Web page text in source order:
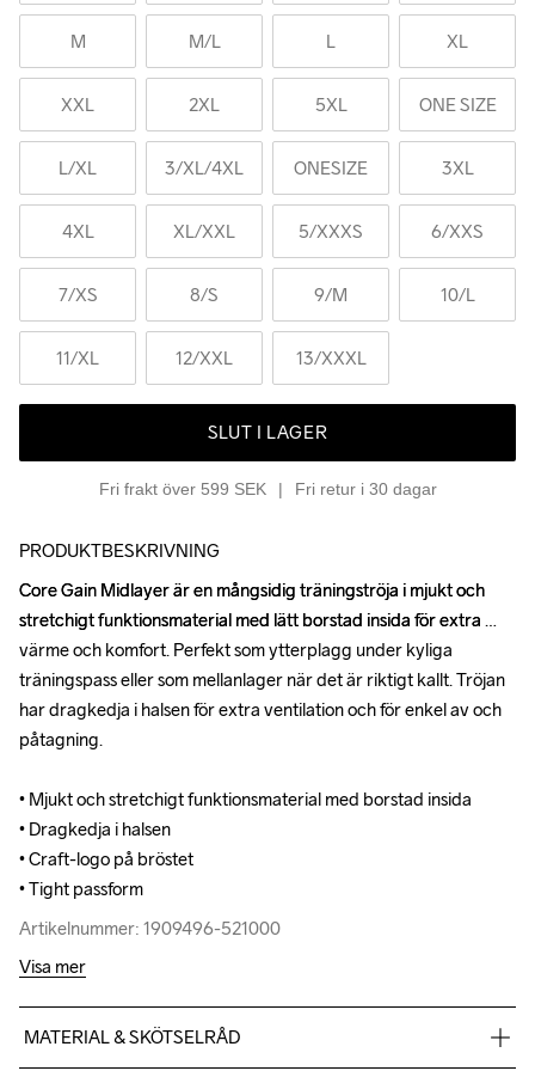
M M/L L XL
XXL 2XL 5XL ONE SIZE
L/XL 3/XL/4XL ONESIZE 3XL
4XL XL/XXL 5/XXXS 6/XXS
7/XS 8/S 9/M 10/L
11/XL 12/XXL 13/XXXL
SLUT I LAGER
Fri frakt över 599 SEK Fri retur i 30 dagar
PRODUKTBESKRIVNING
Core Gain Midlayer är en mångsidig träningströja i mjukt och
stretchigt funktionsmaterial med lätt borstad insida för extra
värme och komfort. Perfekt som ytterplagg under kyliga
träningspass eller som mellanlager när det är riktigt kallt. Tröjan
har dragkedja i halsen för extra ventilation och för enkel av och
påtagning.
• Mjukt och stretchigt funktionsmaterial med borstad insida
• Dragkedja i halsen
• Craft-logo på bröstet
• Tight passform
Artikelnummer: 1909496-521000
Core Gain Midlayer är en mångsidig träningströja i mjukt och
stretchigt funktionsmaterial med lätt borstad insida för extra
värme och komfort. Perfekt som ytterplagg under kyliga
träningspass eller som mellanlager när det är riktigt kallt. Tröjan
har dragkedja i halsen för extra ventilation och för enkel av och
påtagning.
• Mjukt och stretchigt funktionsmaterial med borstad insida
• Dragkedja i halsen
• Craft-logo på bröstet
• Tight passform
Artikelnummer: 1909496-521000
Visa mer
MATERIAL & SKÖTSELRÅD